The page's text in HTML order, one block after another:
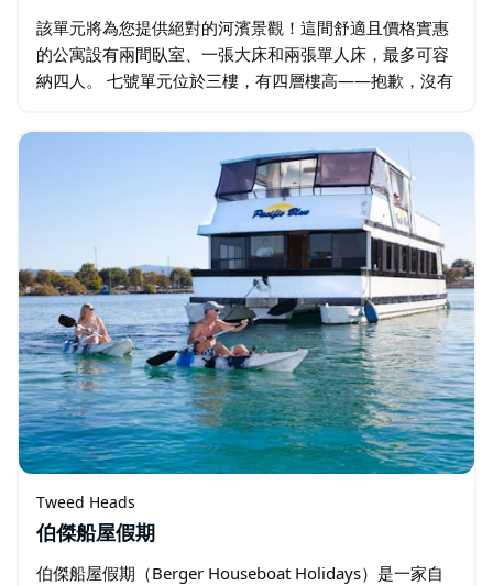
該單元將為您提供絕對的河濱景觀！這間舒適且價格實惠
的公寓設有兩間臥室、一張大床和兩張單人床，最多可容
納四人。 七號單元位於三樓，有四層樓高——抱歉，沒有
利，對於想靠近海灘…
Tweed Heads
伯傑船屋假期
伯傑船屋假期（Berger Houseboat Holidays）是一家自